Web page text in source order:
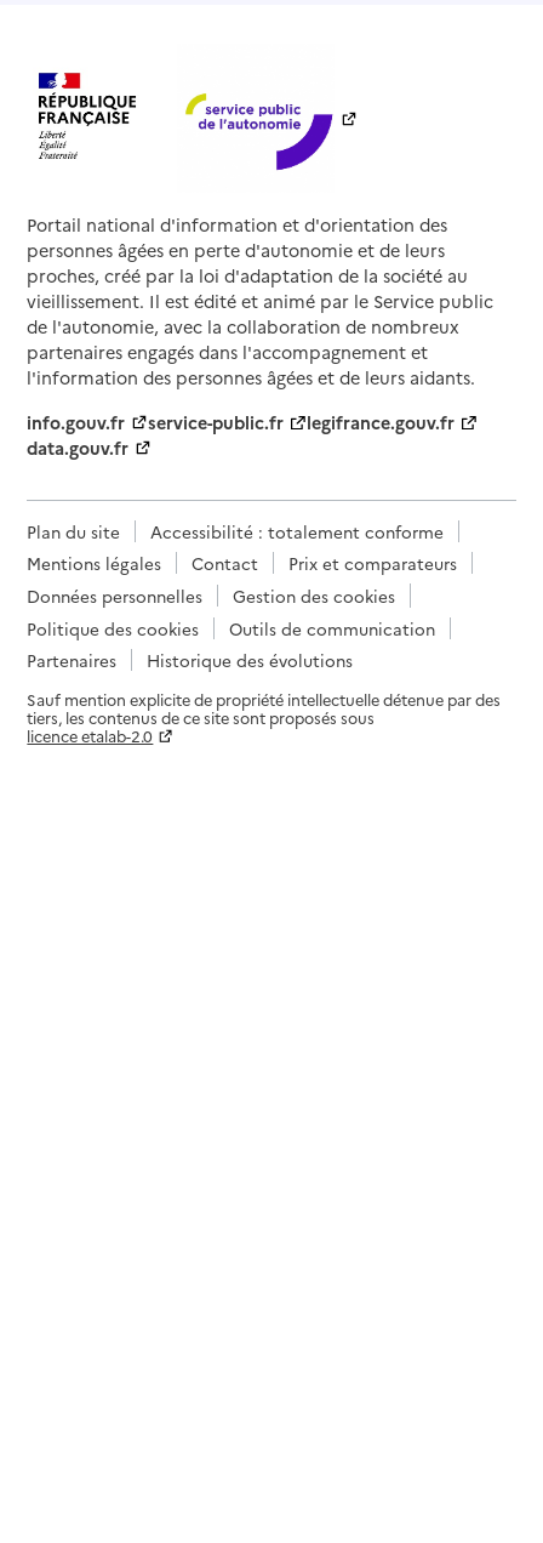
Portail national d'information et d'orientation des
personnes âgées en perte d'autonomie et de leurs
proches, créé par la loi d'adaptation de la société au
vieillissement. Il est édité et animé par le Service public
de l'autonomie, avec la collaboration de nombreux
partenaires engagés dans l'accompagnement et
l'information des personnes âgées et de leurs aidants.
info.gouv.fr
service-public.fr
legifrance.gouv.fr
data.gouv.fr
Plan du site
Accessibilité : totalement conforme
Mentions légales
Contact
Prix et comparateurs
Données personnelles
Gestion des cookies
Politique des cookies
Outils de communication
Partenaires
Historique des évolutions
Sauf mention explicite de propriété intellectuelle détenue par des
tiers, les contenus de ce site sont proposés sous
licence etalab-2.0